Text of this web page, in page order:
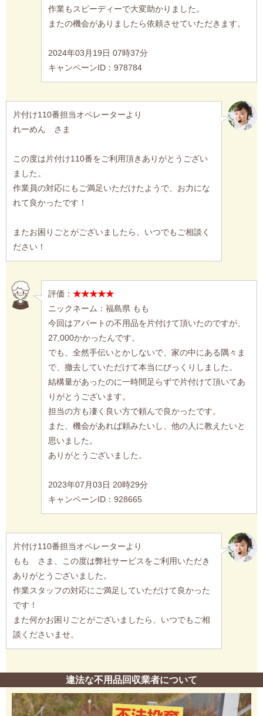
作業もスピーディーで大変助かりました。
またの機会がありましたら依頼させていただきます。
2024年03月19日 07時37分
キャンペーンID：978784
片付け110番担当オペレーターより
れーめん さま
この度は片付け110番をご利用頂きありがとうござい
ました。
作業員の対応にもご満足いただけたようで、お力にな
れて良かったです！
またお困りごとがございましたら、いつでもご相談く
ださい！
評価： ★★★★★
ニックネーム：福島県 もも
今回はアパートの不用品を片付けて頂いたのですが、
27,000かかったんです。
でも、全然手伝いとかしないで、家の中にある隅々ま
で、撤去していただけて本当にびっくりしました。
結構量があったのに一時間足らずで片付けて頂いてあ
りがとうございます。
担当の方も凄く良い方で頼んで良かったです。
また、機会があれば頼みたいし、他の人に教えたいと
思いました。
ありがとうございました。
2023年07月03日 20時29分
キャンペーンID：928665
片付け110番担当オペレーターより
もも さま、この度は弊社サービスをご利用いただき
ありがとうございました。
作業スタッフの対応にご満足していただけて良かった
です！
また何かお困りごとがございましたら、いつでもご相
談くださいませ。
違法な不用品回収業者について